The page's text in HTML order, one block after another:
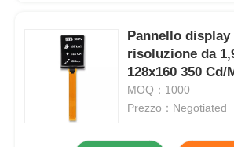
Contattaci
Pannello display
risoluzione da
128x160 350 Cd/
embedded
MOQ：1000
Prezzo：Negotiated